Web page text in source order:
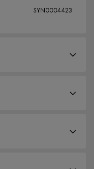
SYN0004423